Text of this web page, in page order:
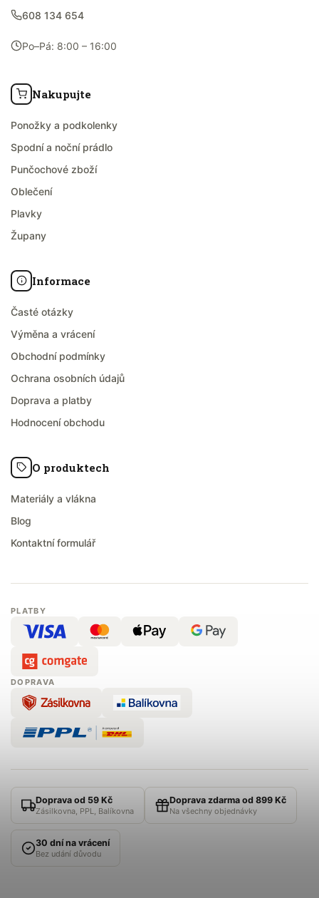
608 134 654
Po–Pá: 8:00 – 16:00
Nakupujte
Ponožky a podkolenky
Spodní a noční prádlo
Punčochové zboží
Oblečení
Plavky
Župany
Informace
Časté otázky
Výměna a vrácení
Obchodní podmínky
Ochrana osobních údajů
Doprava a platby
Hodnocení obchodu
O produktech
Materiály a vlákna
Blog
Kontaktní formulář
PLATBY
DOPRAVA
Doprava od 59 Kč
Zásilkovna, PPL, Balíkovna
Doprava zdarma od 899 Kč
Na všechny objednávky
30 dní na vrácení
Bez udání důvodu